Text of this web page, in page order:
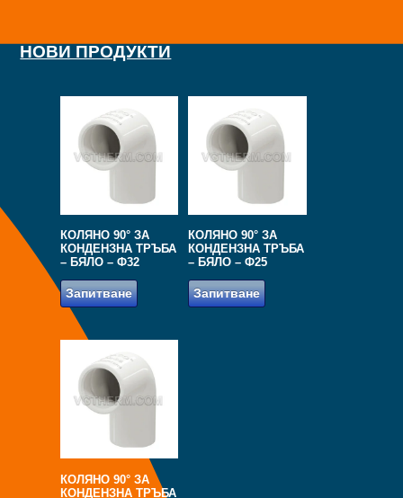
НОВИ ПРОДУКТИ
КОЛЯНО 90° ЗА
КОНДЕНЗНА ТРЪБА
– БЯЛО – Ф32
Запитване
КОЛЯНО 90° ЗА
КОНДЕНЗНА ТРЪБА
– БЯЛО – Ф25
Запитване
КОЛЯНО 90° ЗА
КОНДЕНЗНА ТРЪБА